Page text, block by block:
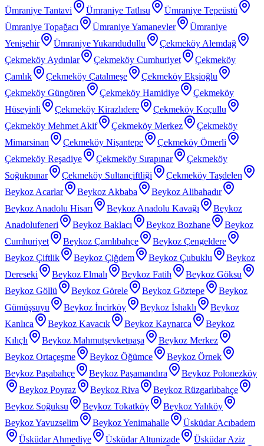
Ümraniye Tantavi
Ümraniye Tatlısu
Ümraniye Tepeüstü
Ümraniye Topağacı
Ümraniye Yamanevler
Ümraniye
Yenişehir
Ümraniye Yukarıdudullu
Çekmeköy Alemdağ
Çekmeköy Aydınlar
Çekmeköy Cumhuriyet
Çekmeköy
Çamlık
Çekmeköy Çatalmeşe
Çekmeköy Ekşioğlu
Çekmeköy Güngören
Çekmeköy Hamidiye
Çekmeköy
Hüseyinli
Çekmeköy Kirazlıdere
Çekmeköy Koçullu
Çekmeköy Mehmet Akif
Çekmeköy Merkez
Çekmeköy
Mimarsinan
Çekmeköy Nişantepe
Çekmeköy Ömerli
Çekmeköy Reşadiye
Çekmeköy Sırapınar
Çekmeköy
Soğukpınar
Çekmeköy Sultançiftliği
Çekmeköy Taşdelen
Beykoz Acarlar
Beykoz Akbaba
Beykoz Alibahadır
Beykoz Anadolu Hisarı
Beykoz Anadolu Kavağı
Beykoz
Anadolufeneri
Beykoz Baklacı Beykoz Bozhane
Beykoz
Cumhuriyet
Beykoz Çamlıbahçe
Beykoz Çengeldere
Beykoz Çiftlik
Beykoz Çiğdem Beykoz Çubuklu
Beykoz
Dereseki
Beykoz Elmalı Beykoz Fatih
Beykoz Göksu
Beykoz Göllü
Beykoz Görele Beykoz Göztepe
Beykoz
Gümüşsuyu
Beykoz İncirköy Beykoz İshaklı
Beykoz
Kanlıca
Beykoz Kavacık Beykoz Kaynarca
Beykoz
Kılıçlı
Beykoz Mahmutşevketpaşa
Beykoz Merkez
Beykoz Ortaçeşme
Beykoz Öğümce
Beykoz Örnek
Beykoz Paşabahçe
Beykoz Paşamandıra
Beykoz Polonezköy
Beykoz Poyraz
Beykoz Riva
Beykoz Rüzgarlıbahçe
Beykoz Soğuksu
Beykoz Tokatköy
Beykoz Yalıköy
Beykoz Yavuzselim
Beykoz Yenimahalle
Üsküdar Acıbadem
Üsküdar Ahmediye
Üsküdar Altunizade Üsküdar Aziz